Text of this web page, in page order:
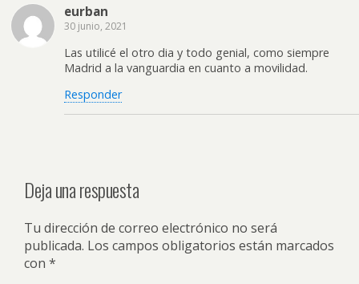
eurban
30 junio, 2021
Las utilicé el otro dia y todo genial, como siempre
Madrid a la vanguardia en cuanto a movilidad.
Responder
Deja una respuesta
Tu dirección de correo electrónico no será
publicada. Los campos obligatorios están marcados
con *